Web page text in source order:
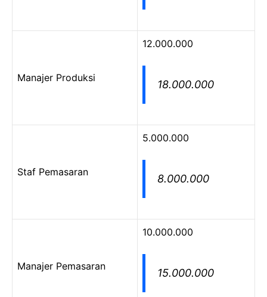
Manajer Produksi
12.000.000
18.000.000
Staf Pemasaran
5.000.000
8.000.000
Manajer Pemasaran
10.000.000
15.000.000